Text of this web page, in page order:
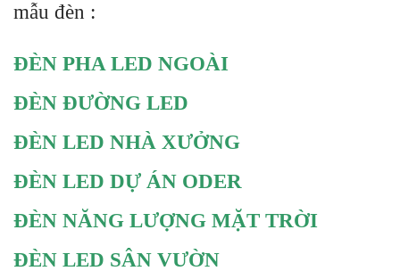
mẫu đèn :
ĐÈN PHA LED NGOÀI
ĐÈN ĐƯỜNG LED
ĐÈN LED NHÀ XƯỞNG
ĐÈN LED DỰ ÁN ODER
ĐÈN NĂNG LƯỢNG MẶT TRỜI
ĐÈN LED SÂN VƯỜN